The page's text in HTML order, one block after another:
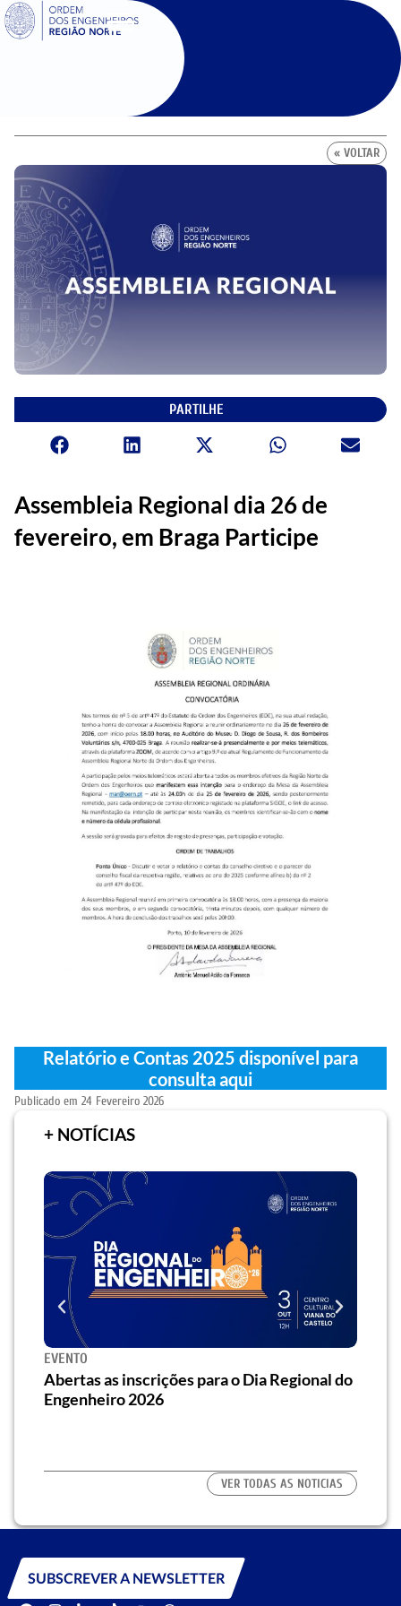
SIGOE
« VOLTAR
PARTILHE
Assembleia Regional dia 26 de
fevereiro, em Braga Participe
Relatório e Contas 2025 disponível para
consulta aqui
Publicado em 24 Fevereiro 2026
+ NOTÍCIAS
EVENTO
Abertas as inscrições para o Dia Regional do
Engenheiro 2026
VER TODAS AS NOTICIAS
SUBSCREVER A NEWSLETTER